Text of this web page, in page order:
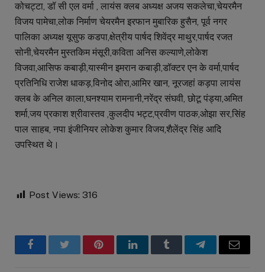
कोचट्टा, डॉ सी एल वर्मा , लायंस क्लब अध्यक्ष अजय सकलेचा,चेयरमैन
विजय पामेचा,लोक निर्माण चेयरमैन इरफान मुबारिक हुसैन, पूर्व नगर
पालिका अध्यक्ष यूसुफ कडपा,क्षेत्रीय पार्षद शिवेंद्र माथुर,पार्षद रजत
सोनी,चेयरमैन मुस्तकिम मंसूरी,कविता अनिस कल्याणे,लोकेश
विजवा,आसिफ कबाड़ी,यास्मीन इमरान कबाड़ी,डॉक्टर एन के वर्मा,पार्षद
प्रतिनिधि राजेश धाकड़,विनोद ओरा,आमिर खान, नूरजहां कड़पा लायंस
क्लब के अनिल काला,घनश्याम रामनानी,नरेंद्र संघवी, छोटू पंड्या,अमित
शर्मा,जय प्रकाश श्रीवास्तव ,कुलदीप भट्ट,प्रवीण पाठक,ओझा सर,सिंह
पाल साहब, नपा इंजीनियर लोकेश कुमार विजय,शैलेंद्र सिंह आदि
उपस्थित थे।
Post Views: 316
FacebookTwitter PinterestLinkedInTumblr TelegramEmail